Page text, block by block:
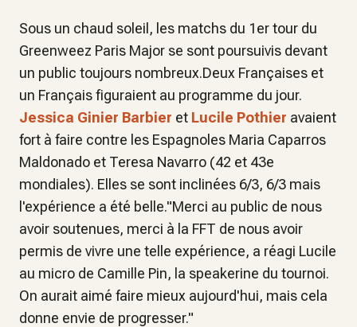
Sous un chaud soleil, les matchs du 1er tour du
Greenweez Paris Major se sont poursuivis devant
un public toujours nombreux.Deux Françaises et
un Français figuraient au programme du jour.
Jessica Ginier Barbier et Lucile Pothier avaient
fort à faire contre les Espagnoles Maria Caparros
Maldonado et Teresa Navarro (42 et 43e
mondiales). Elles se sont inclinées 6/3, 6/3 mais
l'expérience a été belle."Merci au public de nous
avoir soutenues, merci à la FFT de nous avoir
permis de vivre une telle expérience, a réagi Lucile
au micro de Camille Pin, la speakerine du tournoi.
On aurait aimé faire mieux aujourd'hui, mais cela
donne envie de progresser."